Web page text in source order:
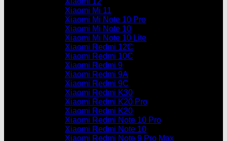
Xiaomi Mi 11
Xiaomi Mi Note 10 Pro
Xiaomi Mi Note 10
Xiaomi Mi Note 10 Lite
Xiaomi Redmi 12C
Xiaomi Redmi 10C
Xiaomi Redmi 9
Xiaomi Redmi 9A
Xiaomi Redmi 9C
Xiaomi Redmi K30
Xiaomi Redmi K20 Pro
Xiaomi Redmi K20
Xiaomi Redmi Note 10 Pro
Xiaomi Redmi Note 10
Xiaomi Redmi Note 9 Pro Max